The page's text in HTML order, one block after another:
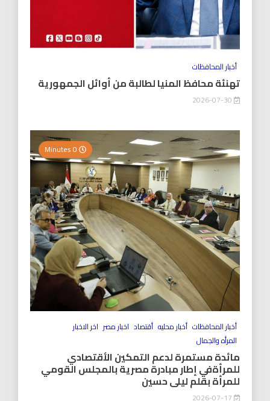
أخبار المحافظات
تهنئة محافظ المنيا لطالبة من أوائل الجمهورية
أخبار المحافظات أخبار محليه أقتصاد اخبار مصر اخر الاخبار
المرأه والجمال
مائدة مستمرة لدعم التمكين الأقتصادي
للمرأةفي إطار مبادرة مصرية بالمجلس القومي
للمرأة بقلم ليلى حسين